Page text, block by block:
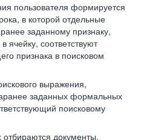
пользователя формируется
в которой отдельные
заданному признаку,
ячейку, соответствуют
признака в поисковом
выражения,
заданных формальных
поисковому
документы,